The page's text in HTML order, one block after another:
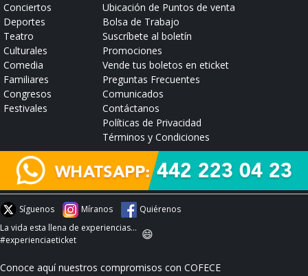
Conciertos
Deportes
Teatro
Culturales
Comedia
Familiares
Congresos
Festivales
Ubicación de Puntos de venta
Bolsa de Trabajo
Suscríbete al boletín
Promociones
Vende tus boletos en eticket
Preguntas Frecuentes
Comunicados
Contáctanos
Políticas de Privacidad
Términos y Condiciones
Síguenos Míranos
Quiérenos
La vida esta llena de experiencias...
#experienciaeticket
😄
Conoce aquí nuestros compromisos con COFECE